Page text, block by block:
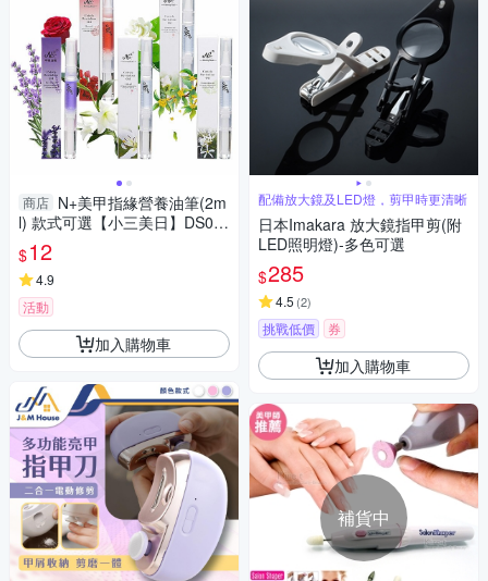
商店 N+美甲指緣營養油筆(2m
l) 款式可選【小三美日】DS02
1049
$12
4.9
活動
加入購物車
配備放大鏡及LED燈，剪甲時更清晰
日本Imakara 放大鏡指甲剪(附
LED照明燈)-多色可選
$285
4.5 (2)
挑戰低價 券
加入購物車
補貨中